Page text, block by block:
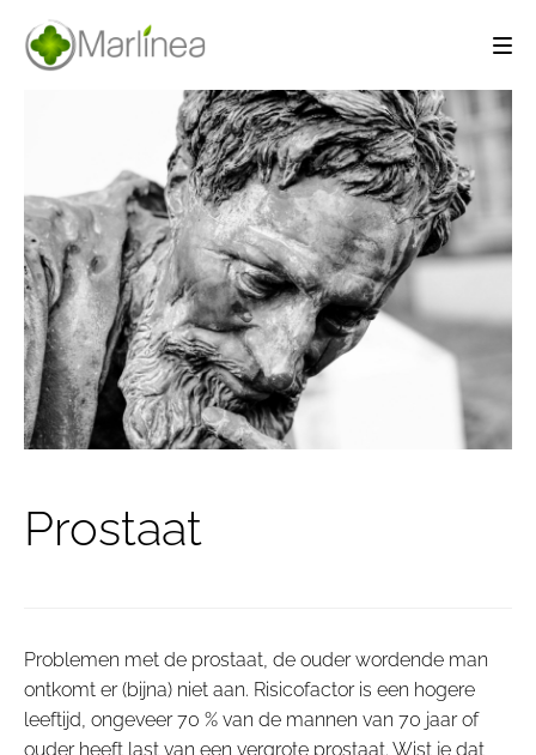
Prostaat
Problemen met de prostaat, de ouder wordende man
ontkomt er (bijna) niet aan. Risicofactor is een hogere
leeftijd, ongeveer 70 % van de mannen van 70 jaar of
ouder heeft last van een vergrote prostaat. Wist je dat